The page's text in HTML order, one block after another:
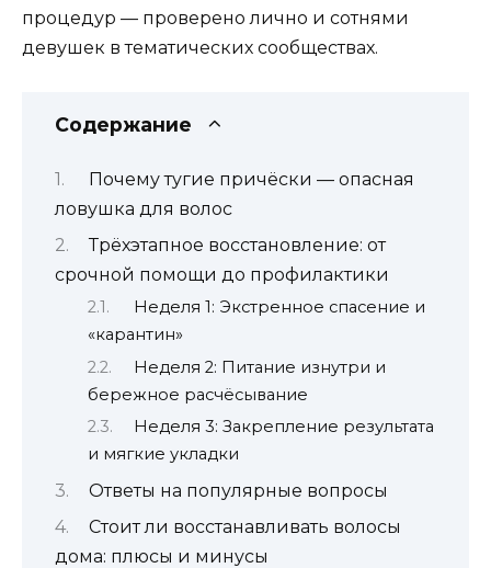
процедур — проверено лично и сотнями
девушек в тематических сообществах.
Содержание
Почему тугие причёски — опасная
ловушка для волос
Трёхэтапное восстановление: от
срочной помощи до профилактики
Неделя 1: Экстренное спасение и
«карантин»
Неделя 2: Питание изнутри и
бережное расчёсывание
Неделя 3: Закрепление результата
и мягкие укладки
Ответы на популярные вопросы
Стоит ли восстанавливать волосы
дома: плюсы и минусы